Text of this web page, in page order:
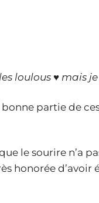
les loulous ♥ mais
bonne partie de
le sourire n’a
honorée